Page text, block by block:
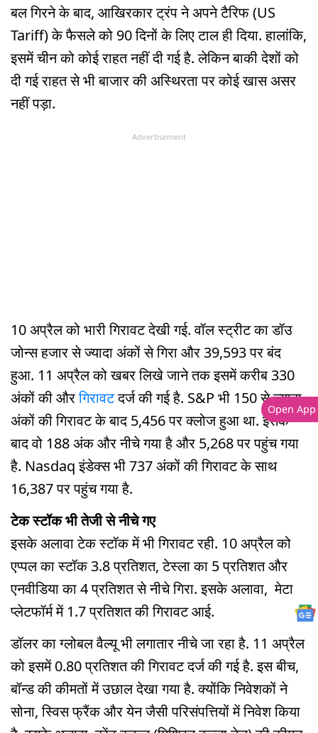
बल गिरने के बाद, आखिरकार ट्रंप ने अपने टैरिफ (US
Tariff) के फैसले को 90 दिनों के लिए टाल ही दिया. हालांकि,
इसमें चीन को कोई राहत नहीं दी गई है. लेकिन बाकी देशों को
दी गई राहत से भी बाजार की अस्थिरता पर कोई खास असर
नहीं पड़ा.
Advertisement
10 अप्रैल को भारी गिरावट देखी गई. वॉल स्ट्रीट का डॉउ
जोन्स हजार से ज्यादा अंकों से गिरा और 39,593 पर बंद
हुआ. 11 अप्रैल को खबर लिखे जाने तक इसमें करीब 330
अंकों की औरगिरावटदर्ज की गई है. S&P भी 150 से ज्यादा
अंकों की गिरावट के बाद 5,456 पर क्लोज हुआ था. इसके
बाद वो 188 अंक और नीचे गया है और 5,268 पर पहुंच गया
है. Nasdaq इंडेक्‍स भी 737 अंकों की गिरावट के साथ
16,387 पर पहुंच गया है.
टेक स्टॉक भी तेजी से नीचे गए
इसके अलावा टेक स्टॉक में भी गिरावट रही. 10 अप्रैल को
एप्पल का स्टॉक 3.8 प्रतिशत, टेस्ला का 5 प्रतिशत और
एनवीडिया का 4 प्रतिशत से नीचे गिरा. इसके अलावा, मेटा
प्लेटफॉर्म में 1.7 प्रतिशत की गिरावट आई.
डॉलर का ग्लोबल वैल्यू भी लगातार नीचे जा रहा है. 11 अप्रैल
को इसमें 0.80 प्रतिशत की गिरावट दर्ज की गई है. इस बीच,
बॉन्ड की कीमतों में उछाल देखा गया है. क्योंकि निवेशकों ने
सोना, स्विस फ्रैंक और येन जैसी परिसंपत्तियों में निवेश किया
Open App